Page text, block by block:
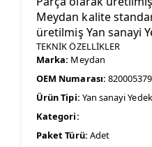
Meydan kalite
üretilmiş Yan sanayi
TEKNİK ÖZELLİKLER
Marka: Meydan
OEM Numarası:
Ürün Tipi: Yan sanayi
Kategori:
Paket Türü: Adet